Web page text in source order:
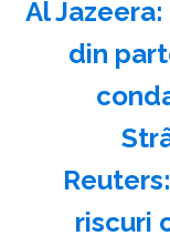
Al
din
riscuri